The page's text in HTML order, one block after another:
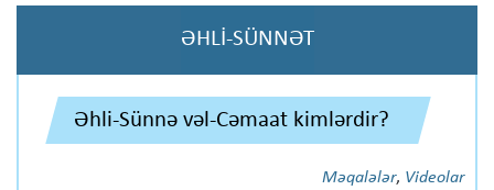
ƏHLİ-SÜNNƏT
Əhli-Sünnə vəl-Cəmaat kimlərdir?
Məqalələr, Videolar